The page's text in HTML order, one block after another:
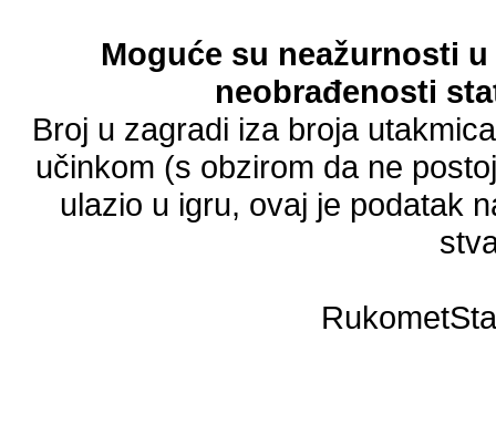
Moguće su neažurnosti
neobrađenosti
Broj u zagradi iza broja
učinkom (s obzirom da ne
ulazio u igru, ovaj je podatak